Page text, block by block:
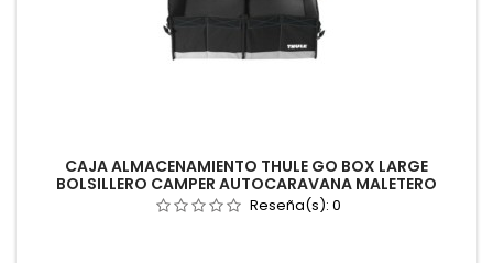
CAJA ALMACENAMIENTO THULE GO BOX LARGE
BOLSILLERO CAMPER AUTOCARAVANA MALETERO
Reseña(s): 0